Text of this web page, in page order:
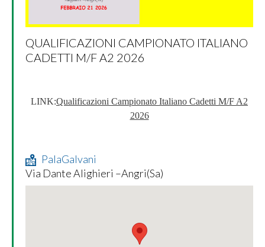
QUALIFICAZIONI CAMPIONATO ITALIANO
CADETTI M/F A2 2026
LINK:Qualificazioni Campionato Italiano Cadetti M/F A2
2026
PalaGalvani
Via Dante Alighieri –Angri(Sa)